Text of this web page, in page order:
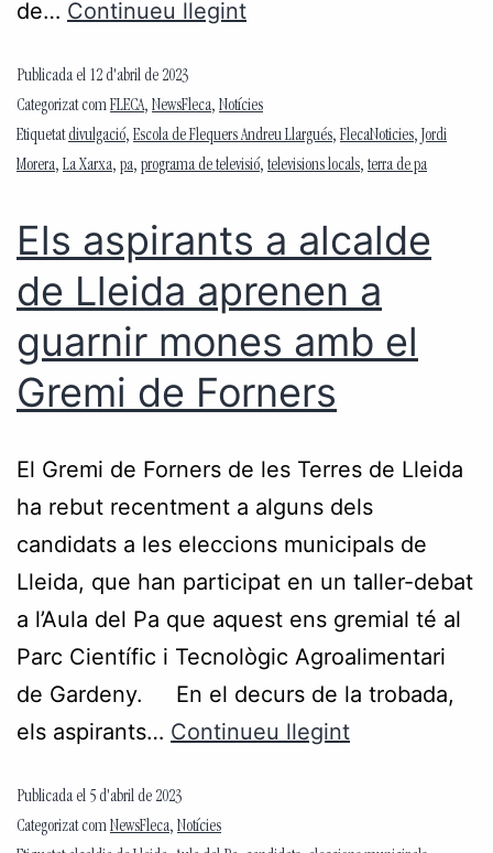
de… Continueu llegint
Publicada el 12 d'abril de 2023
Categorizat comFLECA, NewsFleca, Notícies
Etiquetatdivulgació, Escola de Flequers Andreu Llargués, FlecaNoticies, Jordi
Morera, La Xarxa, pa, programa de televisió, televisions locals, terra de pa
Els aspirants a alcalde
de Lleida aprenen a
guarnir mones amb el
Gremi de Forners
El Gremi de Forners de les Terres de Lleida
ha rebut recentment a alguns dels
candidats a les eleccions municipals de
Lleida, que han participat en un taller-debat
a l’Aula del Pa que aquest ens gremial té al
Parc Científic i Tecnològic Agroalimentari
de Gardeny. En el decurs de la trobada,
els aspirants… Continueu llegint
Publicada el 5 d'abril de 2023
Categorizat comNewsFleca, Notícies